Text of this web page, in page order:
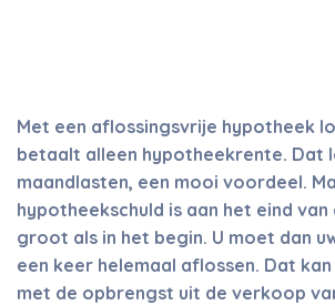
Met een aflossingsvrije hypotheek
betaalt alleen hypotheekrente. Dat
maandlasten, een mooi voordeel.
hypotheekschuld is aan het eind
groot als in het begin. U moet dan
een keer helemaal aflossen. Dat
met de opbrengst uit de verkoop